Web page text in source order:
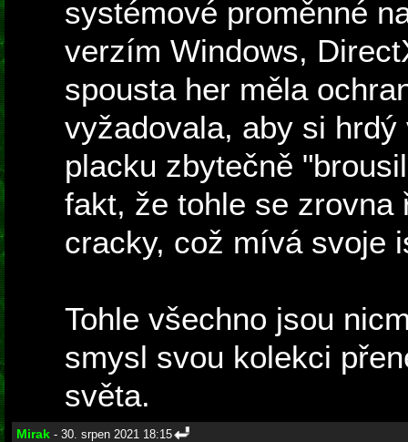
systémové proměnné
verzím Windows,
spousta her měla
vyžadovala, aby si
placku zbytečně
fakt, že tohle se zrovna
cracky, což mívá svoje
Tohle všechno jsou
smysl svou kolekci
světa.
Mirak - 30. srpen 2021 18:15